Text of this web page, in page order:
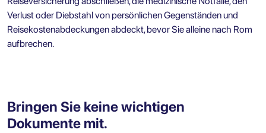
Verlust oder Diebstahl von persönlichen Gegenständen und
Reisekostenabdeckungen abdeckt, bevor Sie alleine nach Rom
aufbrechen.
Bringen Sie keine wichtigen
Dokumente mit.